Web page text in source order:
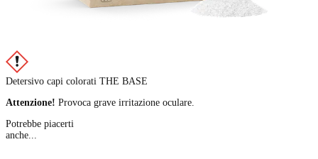
Detersivo capi colorati THE BASE
Attenzione! Provoca grave irritazione oculare.
Potrebbe piacerti
anche...